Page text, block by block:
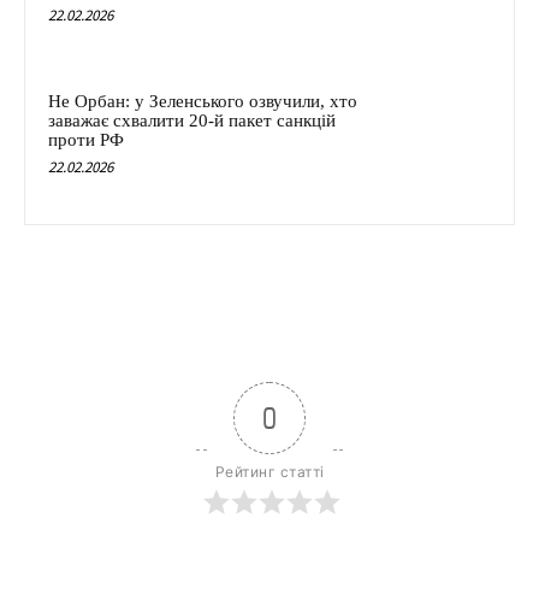
22.02.2026
Не Орбан: у Зеленського озвучили, хто
заважає схвалити 20-й пакет санкцій
проти РФ
22.02.2026
0
Рейтинг статті